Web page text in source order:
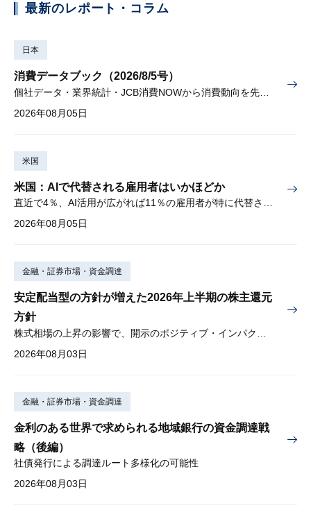
最新のレポート・コラム
日本
消費データブック（2026/8/5号）
2026年08月05日
米国
米国：AIで代替される雇用者はいかほどか
直近で4％、AI活用が広がれば11％の雇用者が特に代替されやすい
2026年08月05日
金融・証券市場・資金調達
安定配当型の方針が増えた2026年上半期の株主還元
方針
2026年08月03日
金融・証券市場・資金調達
金利のある世界で求められる地域銀行の資金調達戦
略（後編）
社債発行による調達ルート多様化の可能性
2026年08月03日